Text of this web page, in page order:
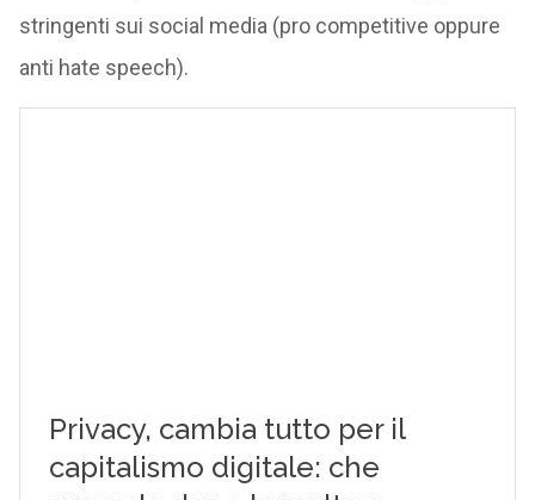
stringenti sui social media (pro competitive oppure
anti hate speech).